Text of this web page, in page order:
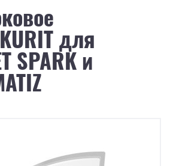
для
SPARK и